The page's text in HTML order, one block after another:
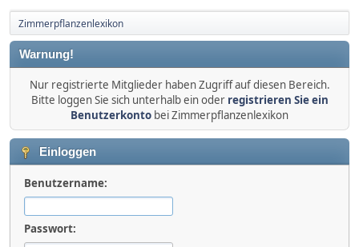
Zimmerpflanzenlexikon
Warnung!
Nur registrierte Mitglieder haben Zugriff auf diesen Bereich.
Bitte loggen Sie sich unterhalb ein oder registrieren Sie ein
Benutzerkonto bei Zimmerpflanzenlexikon
Einloggen
Benutzername:
Passwort: